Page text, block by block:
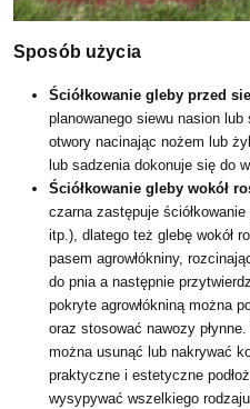
Sposób użycia
Ściółkowanie gleby przed
planowanego siewu nasion
otwory nacinając nożem lub
lub sadzenia dokonuje się do
Ściółkowanie gleby wokół
czarna zastępuje
itp.), dlatego też glebę wokół
pasem agrowłókniny,
do pnia a następnie
pokryte agrowłókniną można
oraz stosować nawozy
można usunąć lub nakrywać
praktyczne i estetyczne
wysypywać wszelkiego